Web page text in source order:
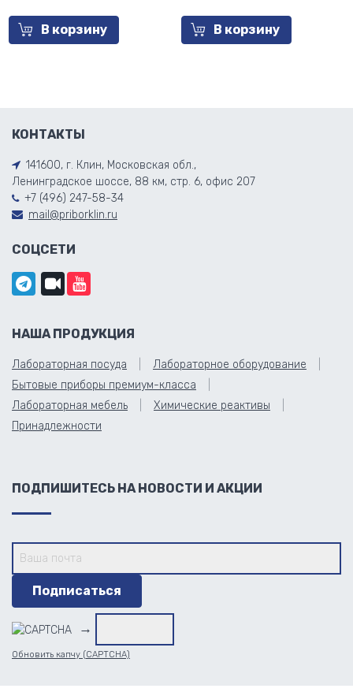
В корзину В корзину
КОНТАКТЫ
141600, г. Клин, Московская обл.,
Ленинградское шоссе, 88 км, стр. 6, офис 207
+7 (496) 247-58-34
mail@priborklin.ru
СОЦСЕТИ
НАША ПРОДУКЦИЯ
Лабораторная посуда
Лабораторное оборудование
Бытовые приборы премиум-класса
Лабораторная мебель
Химические реактивы
Принадлежности
ПОДПИШИТЕСЬ НА НОВОСТИ И АКЦИИ
→
Обновить капчу (CAPTCHA)